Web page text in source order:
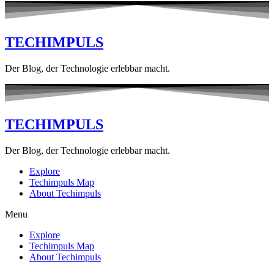
TECHIMPULS
Der Blog, der Technologie erlebbar macht.
TECHIMPULS
Der Blog, der Technologie erlebbar macht.
Explore
Techimpuls Map
About Techimpuls
Menu
Explore
Techimpuls Map
About Techimpuls